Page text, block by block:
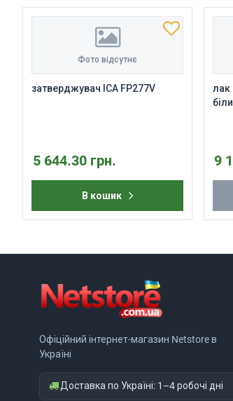
Фото відсутнє
затверджувач ICA FP277V
5 644.30 грн.
В кошик
лак
9
Офіційний інтернет-магазин Netstore в
Україні
Доставка по Україні: 1–4 робочі дні